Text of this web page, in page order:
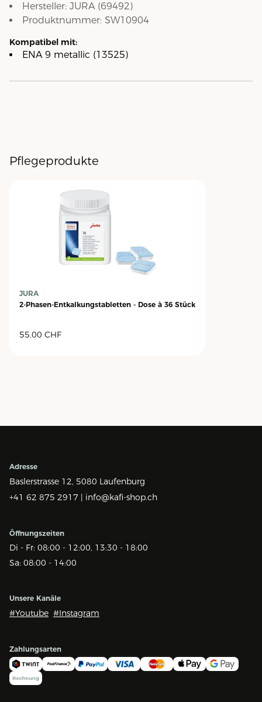
Hersteller: JURA(69492)
Produktnummer: SW10904
Kompatibel mit:
ENA 9 metallic (13525)
Pflegeprodukte
JURA
2-Phasen-Entkalkungstabletten - Dose à 36 Stück
55.00 CHF
Adresse
Baslerstrasse 12, 5080 Laufenburg
+41 62 875 2917 |
info@kafi-shop.ch
Öffnungszeiten
Di - Fr: 08:00 - 12:00, 13:30 - 18:00
Sa: 08:00 - 14:00
Unsere Kanäle
#Youtube #Instagram
Zahlungsarten